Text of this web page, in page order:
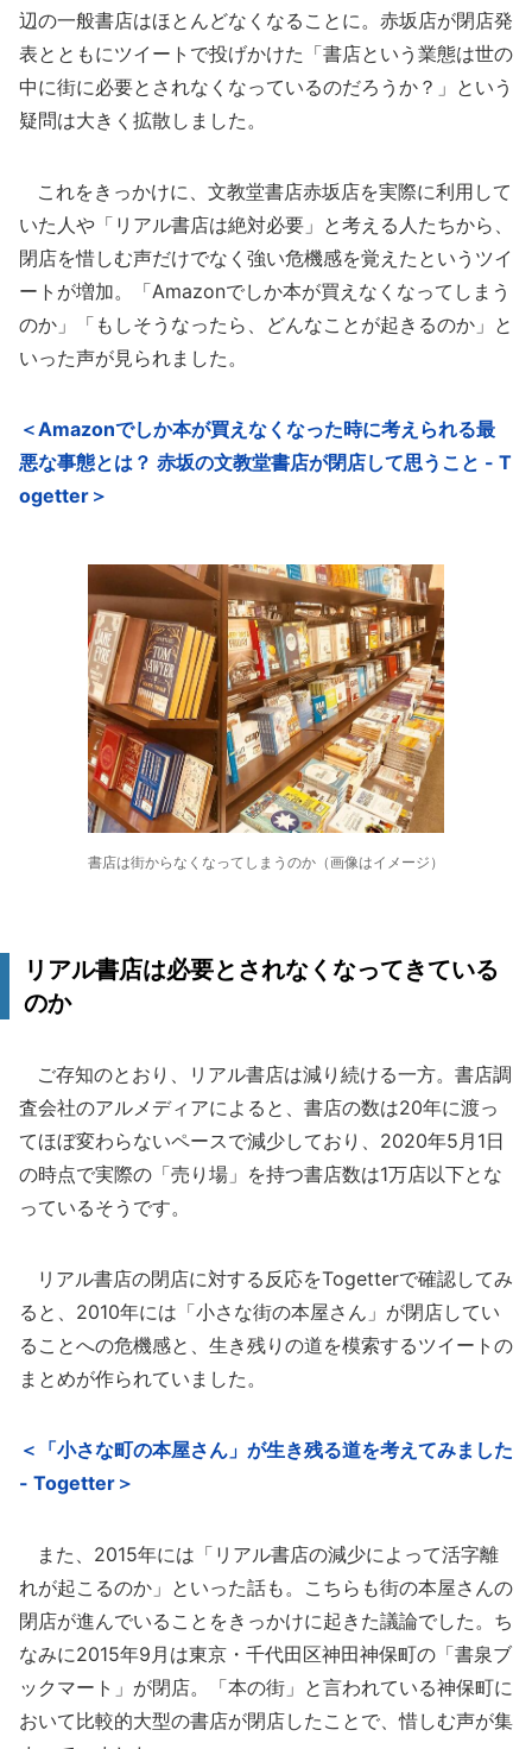
辺の一般書店はほとんどなくなることに。赤坂店が閉店発
表とともにツイートで投げかけた「書店という業態は世の
中に街に必要とされなくなっているのだろうか？」という
疑問は大きく拡散しました。
これをきっかけに、文教堂書店赤坂店を実際に利用して
いた人や「リアル書店は絶対必要」と考える人たちから、
閉店を惜しむ声だけでなく強い危機感を覚えたというツイ
ートが増加。「Amazonでしか本が買えなくなってしまう
のか」「もしそうなったら、どんなことが起きるのか」と
いった声が見られました。
＜Amazonでしか本が買えなくなった時に考えられる最
悪な事態とは？ 赤坂の文教堂書店が閉店して思うこと - T
ogetter＞
書店は街からなくなってしまうのか（画像はイメージ）
リアル書店は必要とされなくなってきている
のか
ご存知のとおり、リアル書店は減り続ける一方。書店調
査会社のアルメディアによると、書店の数は20年に渡っ
てほぼ変わらないペースで減少しており、2020年5月1日
の時点で実際の「売り場」を持つ書店数は1万店以下とな
っているそうです。
リアル書店の閉店に対する反応をTogetterで確認してみ
ると、2010年には「小さな街の本屋さん」が閉店してい
ることへの危機感と、生き残りの道を模索するツイートの
まとめが作られていました。
＜「小さな町の本屋さん」が生き残る道を考えてみました
- Togetter＞
また、2015年には「リアル書店の減少によって活字離
れが起こるのか」といった話も。こちらも街の本屋さんの
閉店が進んでいることをきっかけに起きた議論でした。ち
なみに2015年9月は東京・千代田区神田神保町の「書泉ブ
ックマート」が閉店。「本の街」と言われている神保町に
おいて比較的大型の書店が閉店したことで、惜しむ声が集